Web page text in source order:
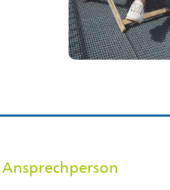
Ansprechperson